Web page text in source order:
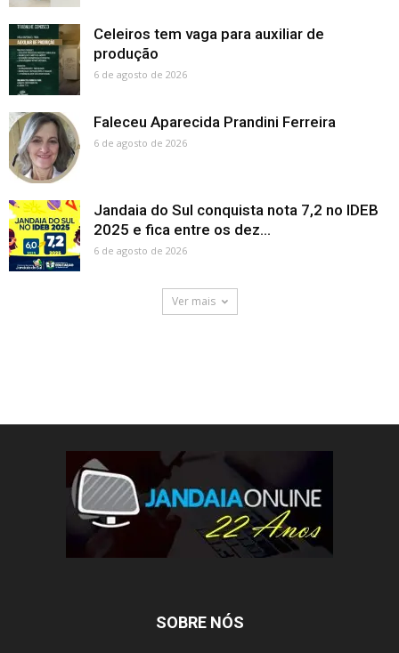
Celeiros tem vaga para auxiliar de
produção
6 de agosto de 2026
Faleceu Aparecida Prandini Ferreira
6 de agosto de 2026
Jandaia do Sul conquista nota 7,2 no IDEB
2025 e fica entre os dez...
6 de agosto de 2026
Ver mais
SOBRE NÓS